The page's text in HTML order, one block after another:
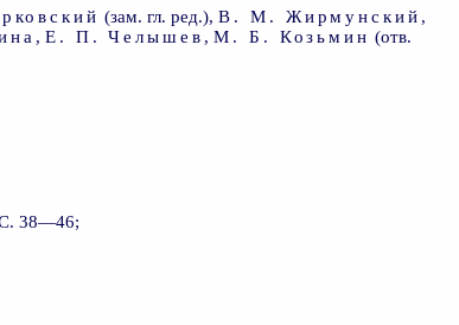
(зам. гл. ред.),В. М. Жирмунский ,
, Е. П. Челышев , М. Б. Козьмин (отв.
С. 38—46;